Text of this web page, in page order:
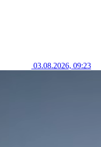
03.08.2026, 09:23